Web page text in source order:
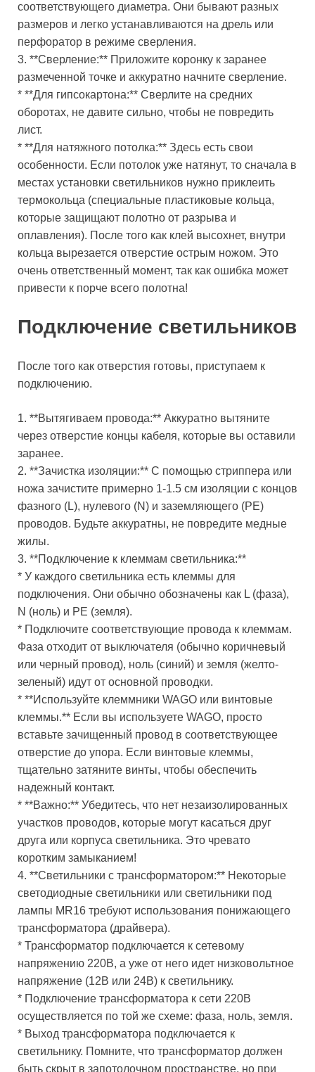
соответствующего диаметра. Они бывают разных
размеров и легко устанавливаются на дрель или
перфоратор в режиме сверления.
3. **Сверление:** Приложите коронку к заранее
размеченной точке и аккуратно начните сверление.
* **Для гипсокартона:** Сверлите на средних
оборотах, не давите сильно, чтобы не повредить
лист.
* **Для натяжного потолка:** Здесь есть свои
особенности. Если потолок уже натянут, то сначала в
местах установки светильников нужно приклеить
термокольца (специальные пластиковые кольца,
которые защищают полотно от разрыва и
оплавления). После того как клей высохнет, внутри
кольца вырезается отверстие острым ножом. Это
очень ответственный момент, так как ошибка может
привести к порче всего полотна!
Подключение светильников
После того как отверстия готовы, приступаем к
подключению.
1. **Вытягиваем провода:** Аккуратно вытяните
через отверстие концы кабеля, которые вы оставили
заранее.
2. **Зачистка изоляции:** С помощью стриппера или
ножа зачистите примерно 1-1.5 см изоляции с концов
фазного (L), нулевого (N) и заземляющего (PE)
проводов. Будьте аккуратны, не повредите медные
жилы.
3. **Подключение к клеммам светильника:**
* У каждого светильника есть клеммы для
подключения. Они обычно обозначены как L (фаза),
N (ноль) и PE (земля).
* Подключите соответствующие провода к клеммам.
Фаза отходит от выключателя (обычно коричневый
или черный провод), ноль (синий) и земля (желто-
зеленый) идут от основной проводки.
* **Используйте клеммники WAGO или винтовые
клеммы.** Если вы используете WAGO, просто
вставьте зачищенный провод в соответствующее
отверстие до упора. Если винтовые клеммы,
тщательно затяните винты, чтобы обеспечить
надежный контакт.
* **Важно:** Убедитесь, что нет незаизолированных
участков проводов, которые могут касаться друг
друга или корпуса светильника. Это чревато
коротким замыканием!
4. **Светильники с трансформатором:** Некоторые
светодиодные светильники или светильники под
лампы MR16 требуют использования понижающего
трансформатора (драйвера).
* Трансформатор подключается к сетевому
напряжению 220В, а уже от него идет низковольтное
напряжение (12В или 24В) к светильнику.
* Подключение трансформатора к сети 220В
осуществляется по той же схеме: фаза, ноль, земля.
* Выход трансформатора подключается к
светильнику. Помните, что трансформатор должен
быть скрыт в запотолочном пространстве, но при